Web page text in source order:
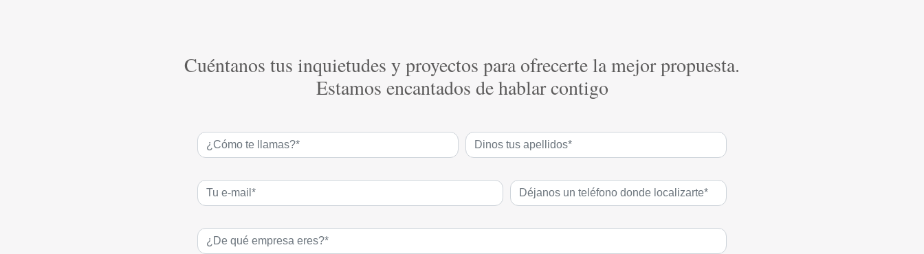
Cuéntanos tus inquietudes y proyectos para ofrecerte la mejor propuesta.
Estamos encantados de hablar contigo